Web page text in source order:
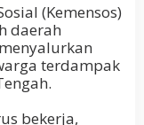
(Kemensos)
daerah
terdampak
bekerja,